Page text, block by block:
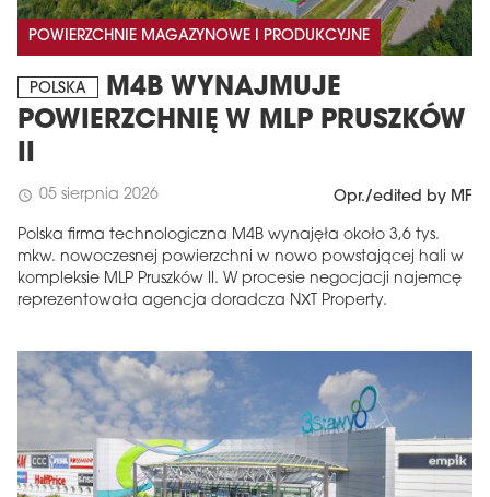
POWIERZCHNIE MAGAZYNOWE I PRODUKCYJNE
POLSKA
M4B WYNAJMUJE
POWIERZCHNIĘ W MLP PRUSZKÓW
II
schedule 05 sierpnia 2026 Opr./edited by MF
Polska firma technologiczna M4B wynajęła około 3,6 tys.
mkw. nowoczesnej powierzchni w nowo powstającej hali w
kompleksie MLP Pruszków II. W procesie negocjacji najemcę
reprezentowała agencja doradcza NXT Property.